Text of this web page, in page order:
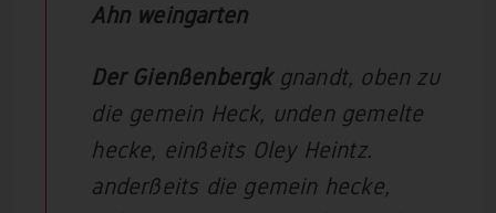
Ahn weingarten
Der Gienßenbergk gnandt, oben zu
die gemein Heck, unden gemelte
hecke, einßeits Oley Heintz.
anderßeits die gemein hecke,